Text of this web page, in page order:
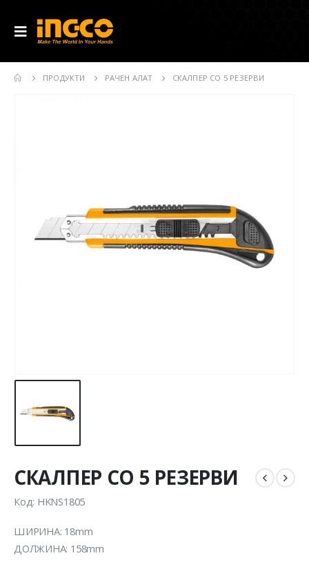
ПРОДУКТИ РАЧЕН АЛАТ СКАЛПЕР СО 5 РЕЗЕРВИ
СКАЛПЕР СО 5 РЕЗЕРВИ
Код: HKNS1805
ШИРИНА: 18mm
ДОЛЖИНА: 158mm